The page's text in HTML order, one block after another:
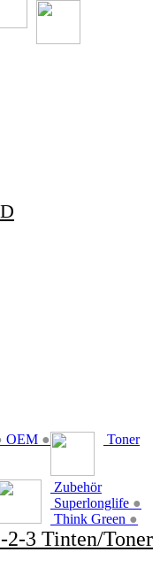
OEM ● Toner
Zubehör
Superlonglife ●
Think Green ●
2-3 Tinten/Toner